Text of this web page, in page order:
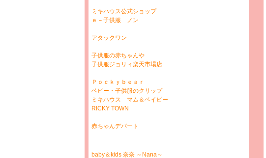
ミキハウス公式ショップ
ｅ－子供服 ノン
アタックワン
子供服の赤ちゃんや
子供服ジョリィ楽天市場店
Ｐｏｃｋｙｂｅａｒ
ベビー・子供服のクリップ
ミキハウス マム＆ベイビー
RICKY TOWN
赤ちゃんデパート
baby＆kids 奈奈 ～Nana～